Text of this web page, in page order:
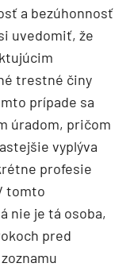
a bezúhonnosť
uvedomiť, že
trestné činy
prípade sa
úradom, pričom
vyplýva
profesie
tomto
nie je tá osoba,
pred